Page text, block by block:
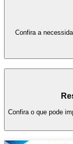
Confira a
Confira o que pode